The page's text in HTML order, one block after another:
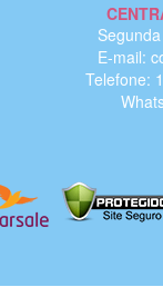
E-mail:
Telefone: